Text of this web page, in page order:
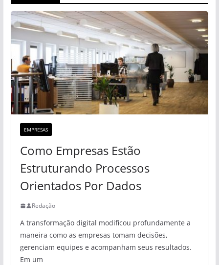
EMPRESAS
Como Empresas Estão
Estruturando Processos
Orientados Por Dados
Redação
A transformação digital modificou profundamente a
maneira como as empresas tomam decisões,
gerenciam equipes e acompanham seus resultados.
Em um